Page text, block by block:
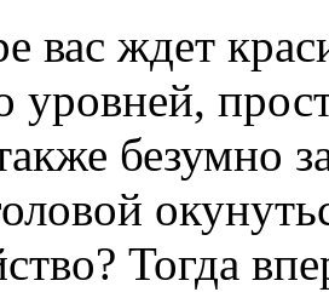
вас ждет
уровней,
безумно
Тогда